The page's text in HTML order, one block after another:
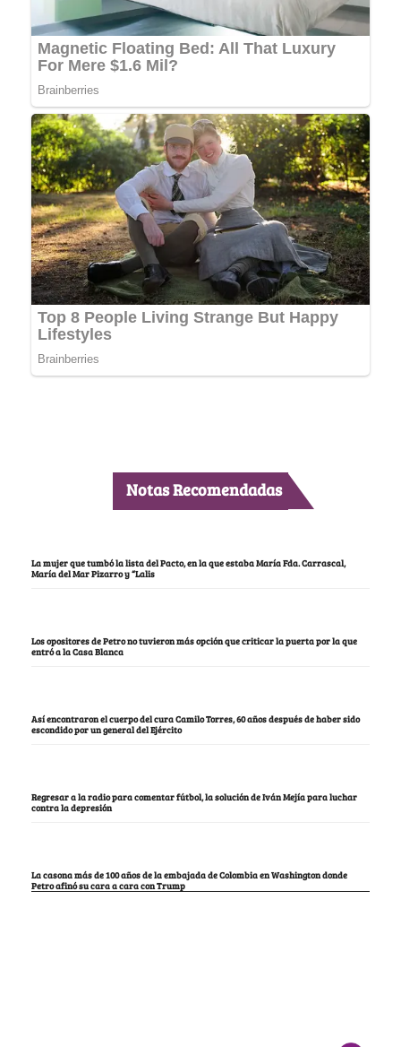
Notas Recomendadas
La mujer que tumbó la lista del Pacto, en la que estaba María Fda. Carrascal,
María del Mar Pizarro y “Lalis
Los opositores de Petro no tuvieron más opción que criticar la puerta por la que
entró a la Casa Blanca
Así encontraron el cuerpo del cura Camilo Torres, 60 años después de haber sido
escondido por un general del Ejército
Regresar a la radio para comentar fútbol, la solución de Iván Mejía para luchar
contra la depresión
La casona más de 100 años de la embajada de Colombia en Washington donde
Petro afinó su cara a cara con Trump